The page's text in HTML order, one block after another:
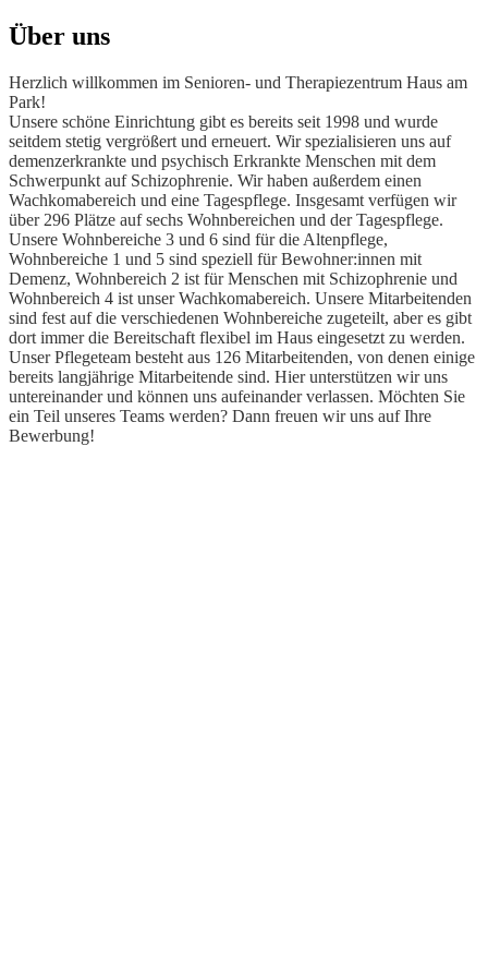
Über uns
Herzlich willkommen im Senioren- und Therapiezentrum Haus am
Park!
Unsere schöne Einrichtung gibt es bereits seit 1998 und wurde
seitdem stetig vergrößert und erneuert. Wir spezialisieren uns auf
demenzerkrankte und psychisch Erkrankte Menschen mit dem
Schwerpunkt auf Schizophrenie. Wir haben außerdem einen
Wachkomabereich und eine Tagespflege. Insgesamt verfügen wir
über 296 Plätze auf sechs Wohnbereichen und der Tagespflege.
Unsere Wohnbereiche 3 und 6 sind für die Altenpflege,
Wohnbereiche 1 und 5 sind speziell für Bewohner:innen mit
Demenz, Wohnbereich 2 ist für Menschen mit Schizophrenie und
Wohnbereich 4 ist unser Wachkomabereich. Unsere Mitarbeitenden
sind fest auf die verschiedenen Wohnbereiche zugeteilt, aber es gibt
dort immer die Bereitschaft flexibel im Haus eingesetzt zu werden.
Unser Pflegeteam besteht aus 126 Mitarbeitenden, von denen einige
bereits langjährige Mitarbeitende sind. Hier unterstützen wir uns
untereinander und können uns aufeinander verlassen. Möchten Sie
ein Teil unseres Teams werden? Dann freuen wir uns auf Ihre
Bewerbung!